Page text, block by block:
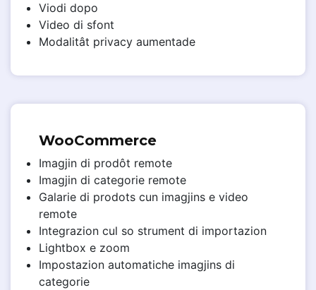
Viodi dopo
Video di sfont
Modalitât privacy aumentade
WooCommerce
Imagjin di prodôt remote
Imagjin di categorie remote
Galarie di prodots cun imagjins e video
remote
Integrazion cul so strument di importazion
Lightbox e zoom
Impostazion automatiche imagjins di
categorie